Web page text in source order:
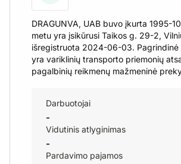
DRAGUNVA, UAB buvo įkurta 1995-
metu yra įsikūrusi Taikos g. 29-2,
išregistruota 2024-06-03. Pagrindinė
yra variklinių transporto priemonių
pagalbinių reikmenų mažmeninė
Darbuotojai
-
Vidutinis atlyginimas
-
Pardavimo pajamos